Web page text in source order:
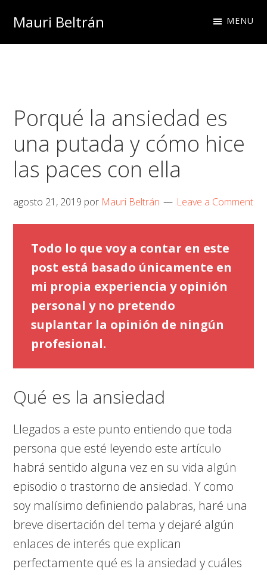
primary
main
footer
Mauri Beltrán MENU
Porqué la ansiedad es
una putada y cómo hice
las paces con ella
agosto 21, 2019 por Mauri Beltrán Leave a Comment
Todo lo que voy a contar en este
post está basado únicamente en
mi propia experiencia y opinión
personal y no pretendo
suplantar la opinión de ningún
profesional.
Qué es la ansiedad
Llegados a este punto entiendo que toda
persona que esté leyendo este artículo
habrá sentido alguna vez en su vida algún
episodio o trastorno de ansiedad. Y como
soy malísimo definiendo palabras, haré una
breve disertación del tema y dejaré algún
enlaces de interés que explican
perfectamente qué es la ansiedad y cuáles